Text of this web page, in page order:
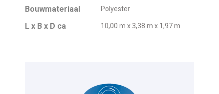
Bouwmateriaal Polyester
L x B x D ca 10,00 m x 3,38 m x 1,97 m